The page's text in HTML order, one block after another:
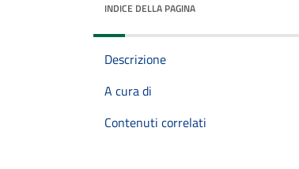
INDICE DELLA PAGINA
Descrizione
A cura di
Contenuti correlati